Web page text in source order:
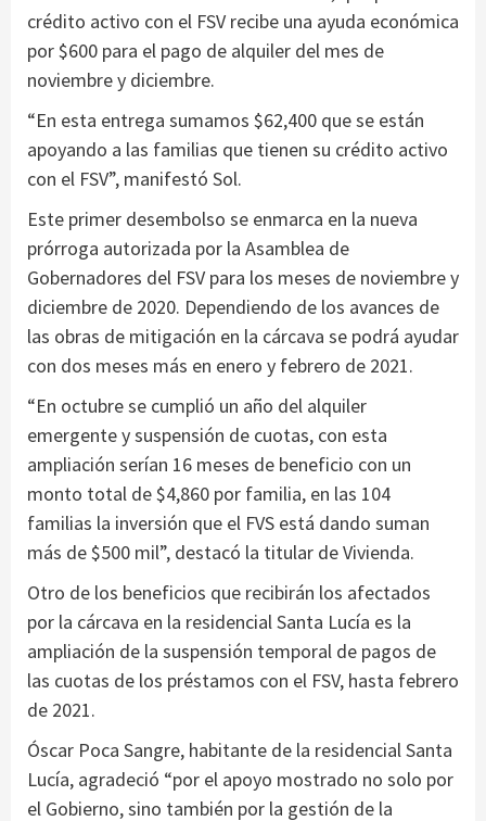
crédito activo con el FSV recibe una ayuda económica
por $600 para el pago de alquiler del mes de
noviembre y diciembre.
“En esta entrega sumamos $62,400 que se están
apoyando a las familias que tienen su crédito activo
con el FSV”, manifestó Sol.
Este primer desembolso se enmarca en la nueva
prórroga autorizada por la Asamblea de
Gobernadores del FSV para los meses de noviembre y
diciembre de 2020. Dependiendo de los avances de
las obras de mitigación en la cárcava se podrá ayudar
con dos meses más en enero y febrero de 2021.
“En octubre se cumplió un año del alquiler
emergente y suspensión de cuotas, con esta
ampliación serían 16 meses de beneficio con un
monto total de $4,860 por familia, en las 104
familias la inversión que el FVS está dando suman
más de $500 mil”, destacó la titular de Vivienda.
Otro de los beneficios que recibirán los afectados
por la cárcava en la residencial Santa Lucía es la
ampliación de la suspensión temporal de pagos de
las cuotas de los préstamos con el FSV, hasta febrero
de 2021.
Óscar Poca Sangre, habitante de la residencial Santa
Lucía, agradeció “por el apoyo mostrado no solo por
el Gobierno, sino también por la gestión de la